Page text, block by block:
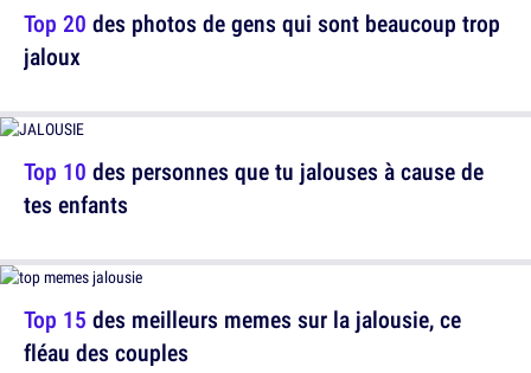
Top 10 des personnes que tu jalouses à cause de
tes enfants
Top 20 des photos de gens qui sont beaucoup trop
jaloux
Top 15 des meilleurs memes sur la jalousie, ce
fléau des couples